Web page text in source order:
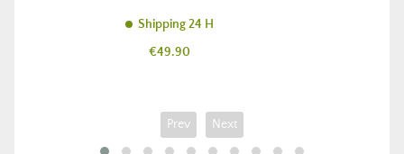
Shipping 24 H
Price
€49.90
Prev Next